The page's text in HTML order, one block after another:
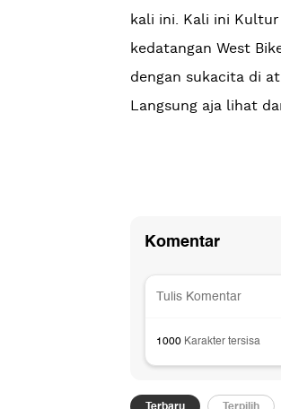
kali ini. Kali ini
kedatangan West
dengan sukacita di
Langsung aja lihat